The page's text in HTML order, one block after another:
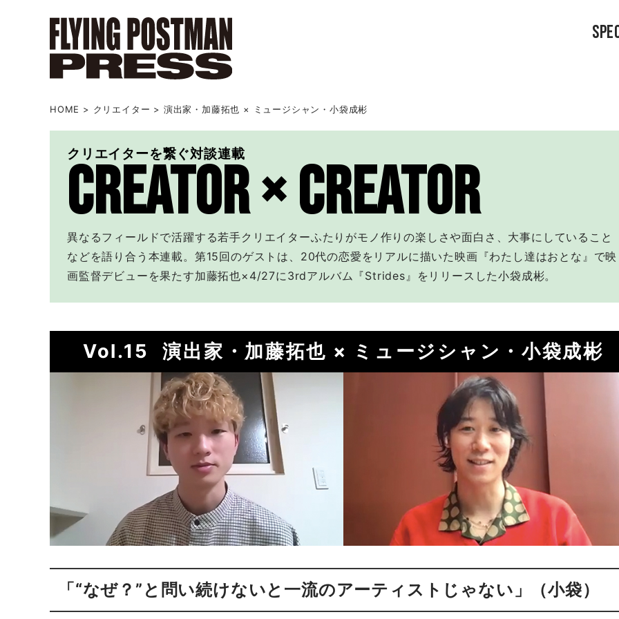
HOME > クリエイター > 演出家・加藤拓也 × ミュージシャン・小袋成彬
クリエイターを繋ぐ対談連載
CREATOR × CREATOR
異なるフィールドで活躍する若手クリエイターふたりがモノ作りの楽しさや面白さ、大事にしていること
などを語り合う本連載。第15回のゲストは、20代の恋愛をリアルに描いた映画『わたし達はおとな』で映
画監督デビューを果たす加藤拓也×4/27に3rdアルバム『Strides』をリリースした小袋成彬。
Vol.15 演出家・加藤拓也 × ミュージシャン・小袋成彬
「“なぜ？”と問い続けないと一流のアーティストじゃない」（小袋）